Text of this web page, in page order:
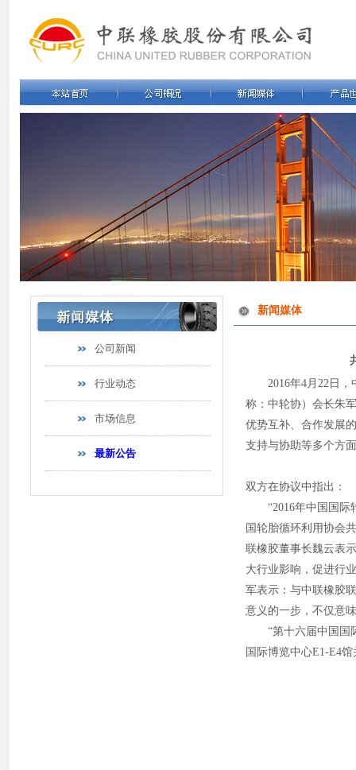
公司新闻
行业动态
市场信息
最新公告
新闻媒体
2016年4月22日，
称：中轮协）会长朱
优势互补、合作发展
支持与协助等多个方
双方在协议中指出：
“2016年中国国际轮
国轮胎循环利用协会
联橡胶董事长魏云表
大行业影响，促进行
军表示：与中联橡胶
意义的一步，不仅意
“第十六届中国国际
国际博览中心E1-E4